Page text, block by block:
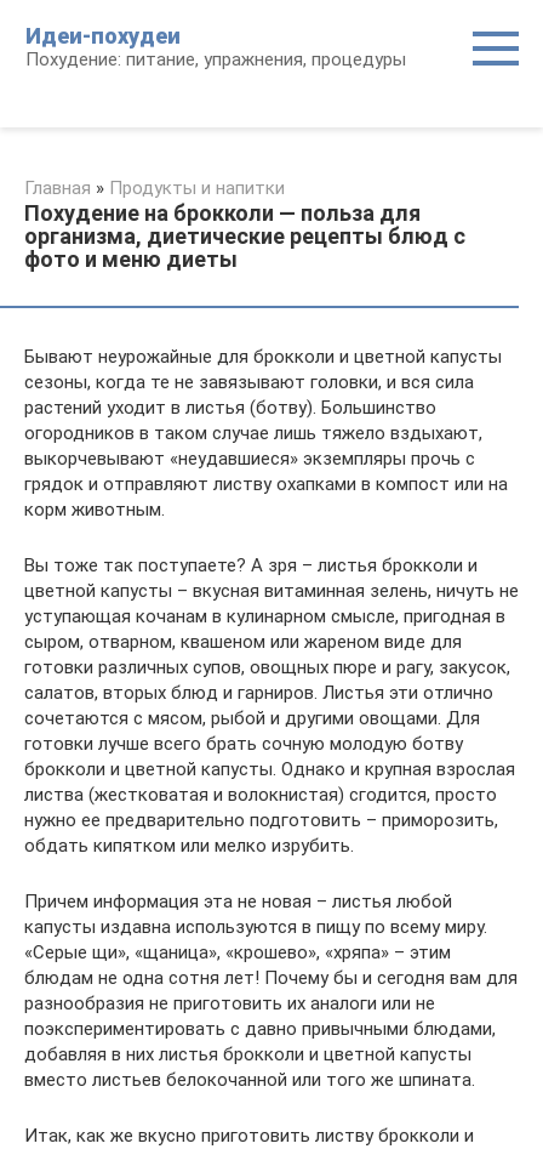
контенту
Идеи-похудеи
Похудение: питание, упражнения, процедуры
Главная » Продукты и напитки
Похудение на брокколи — польза для
организма, диетические рецепты блюд с
фото и меню диеты
Бывают неурожайные для брокколи и цветной капусты
сезоны, когда те не завязывают головки, и вся сила
растений уходит в листья (ботву). Большинство
огородников в таком случае лишь тяжело вздыхают,
выкорчевывают «неудавшиеся» экземпляры прочь с
грядок и отправляют листву охапками в компост или на
корм животным.
Вы тоже так поступаете? А зря – листья брокколи и
цветной капусты – вкусная витаминная зелень, ничуть не
уступающая кочанам в кулинарном смысле, пригодная в
сыром, отварном, квашеном или жареном виде для
готовки различных супов, овощных пюре и рагу, закусок,
салатов, вторых блюд и гарниров. Листья эти отлично
сочетаются с мясом, рыбой и другими овощами. Для
готовки лучше всего брать сочную молодую ботву
брокколи и цветной капусты. Однако и крупная взрослая
листва (жестковатая и волокнистая) сгодится, просто
нужно ее предварительно подготовить – приморозить,
обдать кипятком или мелко изрубить.
Причем информация эта не новая – листья любой
капусты издавна используются в пищу по всему миру.
«Серые щи», «щаница», «крошево», «хряпа» – этим
блюдам не одна сотня лет! Почему бы и сегодня вам для
разнообразия не приготовить их аналоги или не
поэкспериментировать с давно привычными блюдами,
добавляя в них листья брокколи и цветной капусты
вместо листьев белокочанной или того же шпината.
Итак, как же вкусно приготовить листву брокколи и